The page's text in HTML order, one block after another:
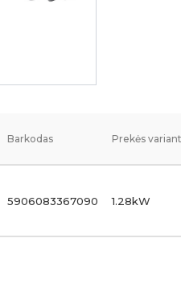
Barkodas Prekės
5906083367090 1.28kW